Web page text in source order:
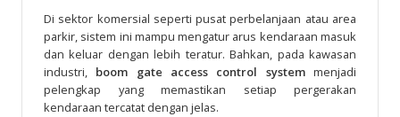
Di sektor komersial seperti pusat perbelanjaan atau area
parkir, sistem ini mampu mengatur arus kendaraan masuk
dan keluar dengan lebih teratur. Bahkan, pada kawasan
industri, boom gate access control systemmenjadi
pelengkap yang memastikan setiap pergerakan
kendaraan tercatat dengan jelas.